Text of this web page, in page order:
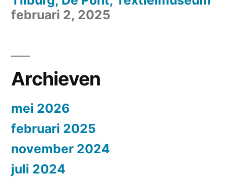
februari 2, 2025
Archieven
mei 2026
februari 2025
november 2024
juli 2024